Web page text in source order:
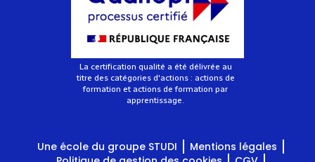
La certification qualité a été délivrée au
titre des catégories d'actions : actions de
formation et actions de formation par
apprentissage.
Une école du groupe STUDI
Mentions légales